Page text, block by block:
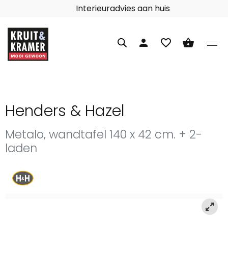
Interieuradvies aan huis
person favorite_border shopping_basket
Henders & Hazel
Metalo, wandtafel 140 x 42 cm. + 2-
laden